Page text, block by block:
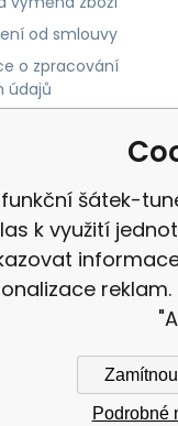
od smlouvy
o zpracování
údajů
šátek-
k využití
Podrobné